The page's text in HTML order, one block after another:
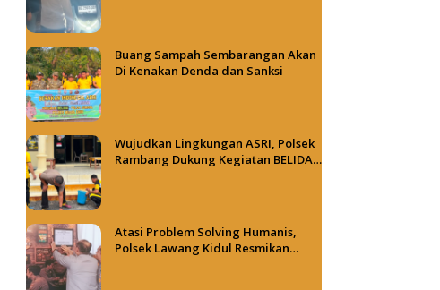
Buang Sampah Sembarangan Akan
Di Kenakan Denda dan Sanksi
Wujudkan Lingkungan ASRI, Polsek
Rambang Dukung Kegiatan BELIDA
Atasi Problem Solving Humanis,
Polsek Lawang Kidul Resmikan